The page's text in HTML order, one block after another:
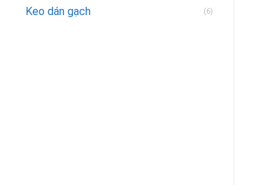
Keo dán gạch (6)